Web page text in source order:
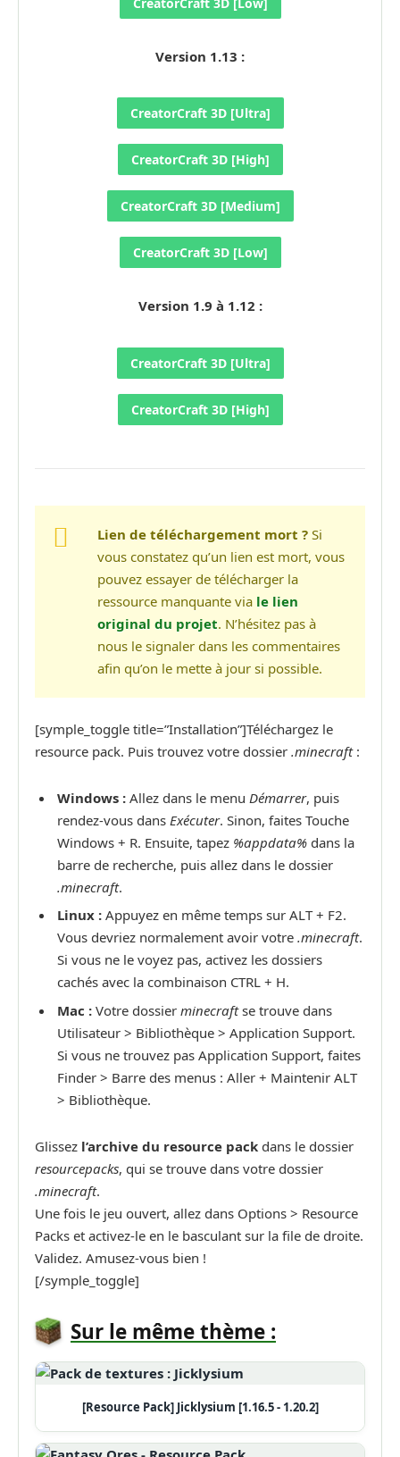
Version 1.13 :
CreatorCraft 3D [Ultra]
CreatorCraft 3D [High]
CreatorCraft 3D [Medium]
CreatorCraft 3D [Low]
Version 1.9 à 1.12 :
CreatorCraft 3D [Ultra]
CreatorCraft 3D [High]
Lien de téléchargement mort ? Si
vous constatez qu’un lien est mort, vous
pouvez essayer de télécharger la
ressource manquante via le lien
original du projet. N’hésitez pas à
nous le signaler dans les commentaires
afin qu’on le mette à jour si possible.
[symple_toggle title=”Installation”]Téléchargez le
resource pack. Puis trouvez votre dossier .minecraft:
Windows : Allez dans le menu Démarrer, puis
rendez-vous dans Exécuter. Sinon, faites Touche
Windows + R. Ensuite, tapez %appdata% dans la
barre de recherche, puis allez dans le dossier
.minecraft.
Linux : Appuyez en même temps sur ALT + F2.
Vous devriez normalement avoir votre .minecraft.
Si vous ne le voyez pas, activez les dossiers
cachés avec la combinaison CTRL + H.
Mac : Votre dossier minecraftse trouve dans
Utilisateur > Bibliothèque > Application Support.
Si vous ne trouvez pas Application Support, faites
Finder > Barre des menus : Aller + Maintenir ALT
> Bibliothèque.
Glissez l’archive du resource pack dans le dossier
resourcepacks, qui se trouve dans votre dossier
.minecraft.
Une fois le jeu ouvert, allez dans Options > Resource
Packs et activez-le en le basculant sur la file de droite.
Validez. Amusez-vous bien !
[/symple_toggle]
Sur le même thème :
[Resource Pack] Jicklysium [1.16.5 - 1.20.2]